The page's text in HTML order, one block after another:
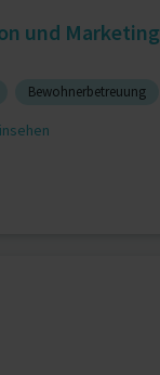
und Marketing
Bewohnerbetreuung